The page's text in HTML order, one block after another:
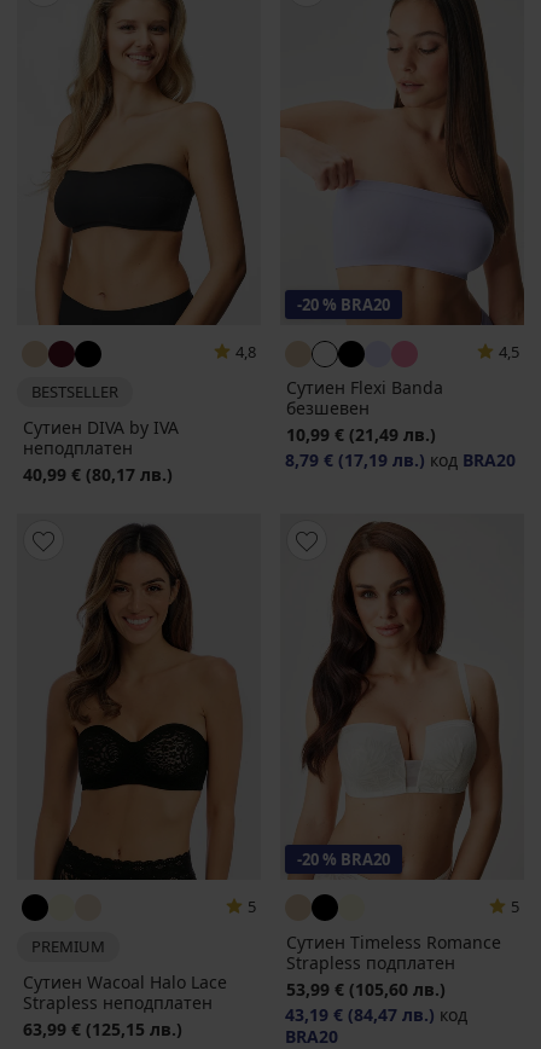
4,8
BESTSELLER
Сутиен DIVA by IVA
неподплатен
40,99 € (80,17 лв.)
-20 % BRA20
4,5
Сутиен Flexi Banda
безшевен
10,99 € (21,49 лв.)
8,79 € (17,19 лв.) код BRA20
5
PREMIUM
Сутиен Wacoal Halo Lace
Strapless неподплатен
63,99 € (125,15 лв.)
-20 % BRA20
5
Сутиен Timeless Romance
Strapless подплатен
53,99 € (105,60 лв.)
43,19 € (84,47 лв.) код
BRA20